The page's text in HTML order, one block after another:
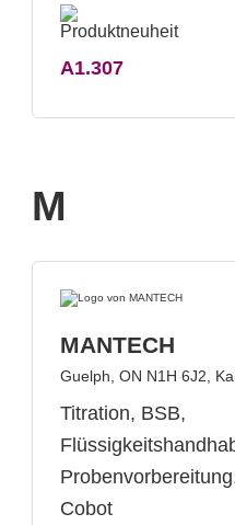
A1.307
M
MANTECH
Guelph, ON N1H 6J2,
Titration, BSB,
Cobot